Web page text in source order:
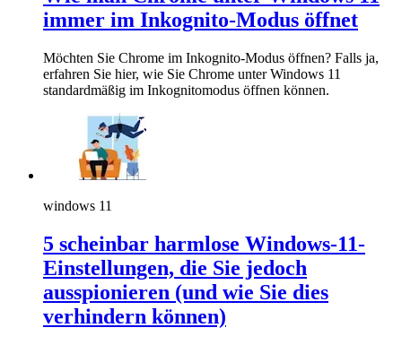
immer im Inkognito-Modus öffnet
Möchten Sie Chrome im Inkognito-Modus öffnen? Falls ja,
erfahren Sie hier, wie Sie Chrome unter Windows 11
standardmäßig im Inkognitomodus öffnen können.
windows 11
5 scheinbar harmlose Windows-11-
Einstellungen, die Sie jedoch
ausspionieren (und wie Sie dies
verhindern können)